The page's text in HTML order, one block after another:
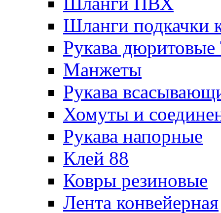
Шланги подкачки
Рукава
Манжеты
Рукава
Хомуты и
Рукава напорные
Клей 88
Ковры резиновые
Лента конвейерная